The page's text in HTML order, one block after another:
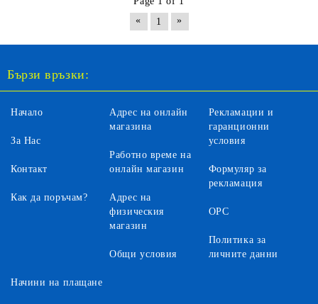
«
1 »
Бързи връзки:
Начало
За Нас
Контакт
Как да поръчам?
Адрес на онлайн
магазина
Работно време на
онлайн магазин
Адрес на
физическия
магазин
Общи условия
Рекламации и
гаранционни
условия
Формуляр за
рекламация
ОРС
Политика за
личните данни
Начини на плащане